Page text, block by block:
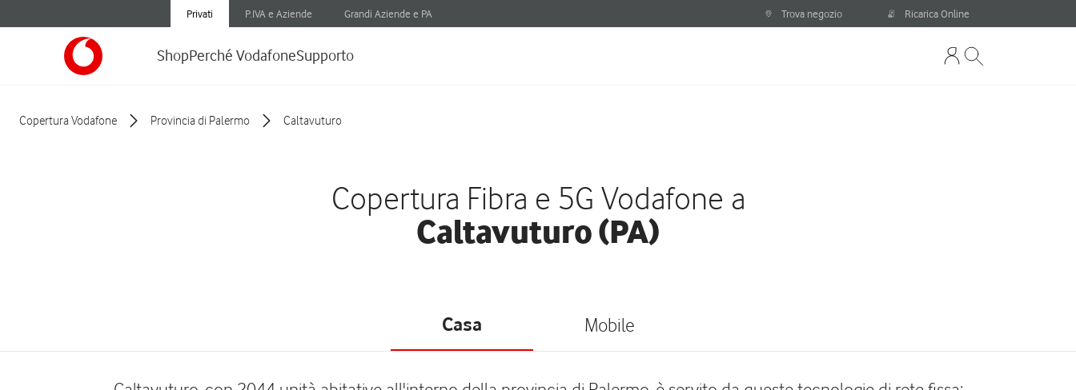
Privati P.IVA e Aziende Grandi Aziende e PA Trova negozio Ricarica Online
ShopPerché VodafoneSupporto
Copertura Vodafone Provincia di Palermo Caltavuturo
Copertura Fibra e 5G Vodafone a
Caltavuturo (PA)
Casa Mobile